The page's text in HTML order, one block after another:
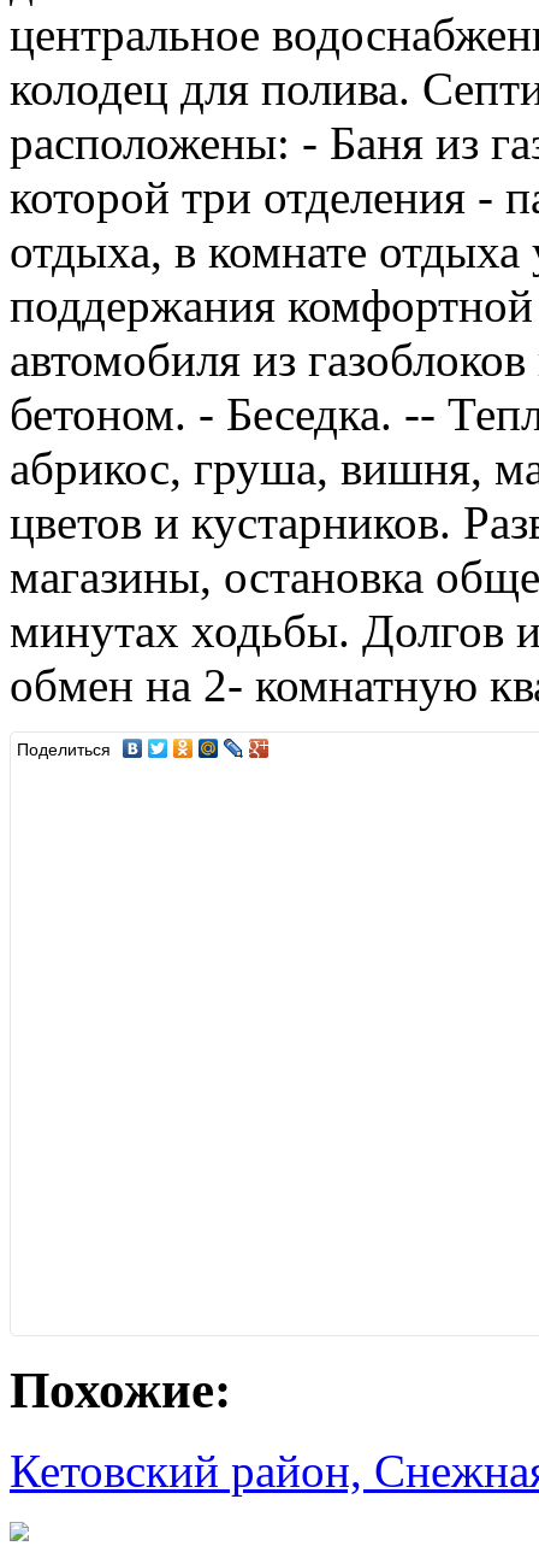
центральное
колодец для полива.
расположены: - Баня из
которой три отделения -
отдыха, в комнате отдыха
поддержания
автомобиля из
бетоном. - Беседка. --
абрикос, груша, вишня,
цветов и кустарников.
магазины, остановка
минутах ходьбы. Долгов
обмен на 2- комнатную
Поделиться
Похожие:
Кетовский район,